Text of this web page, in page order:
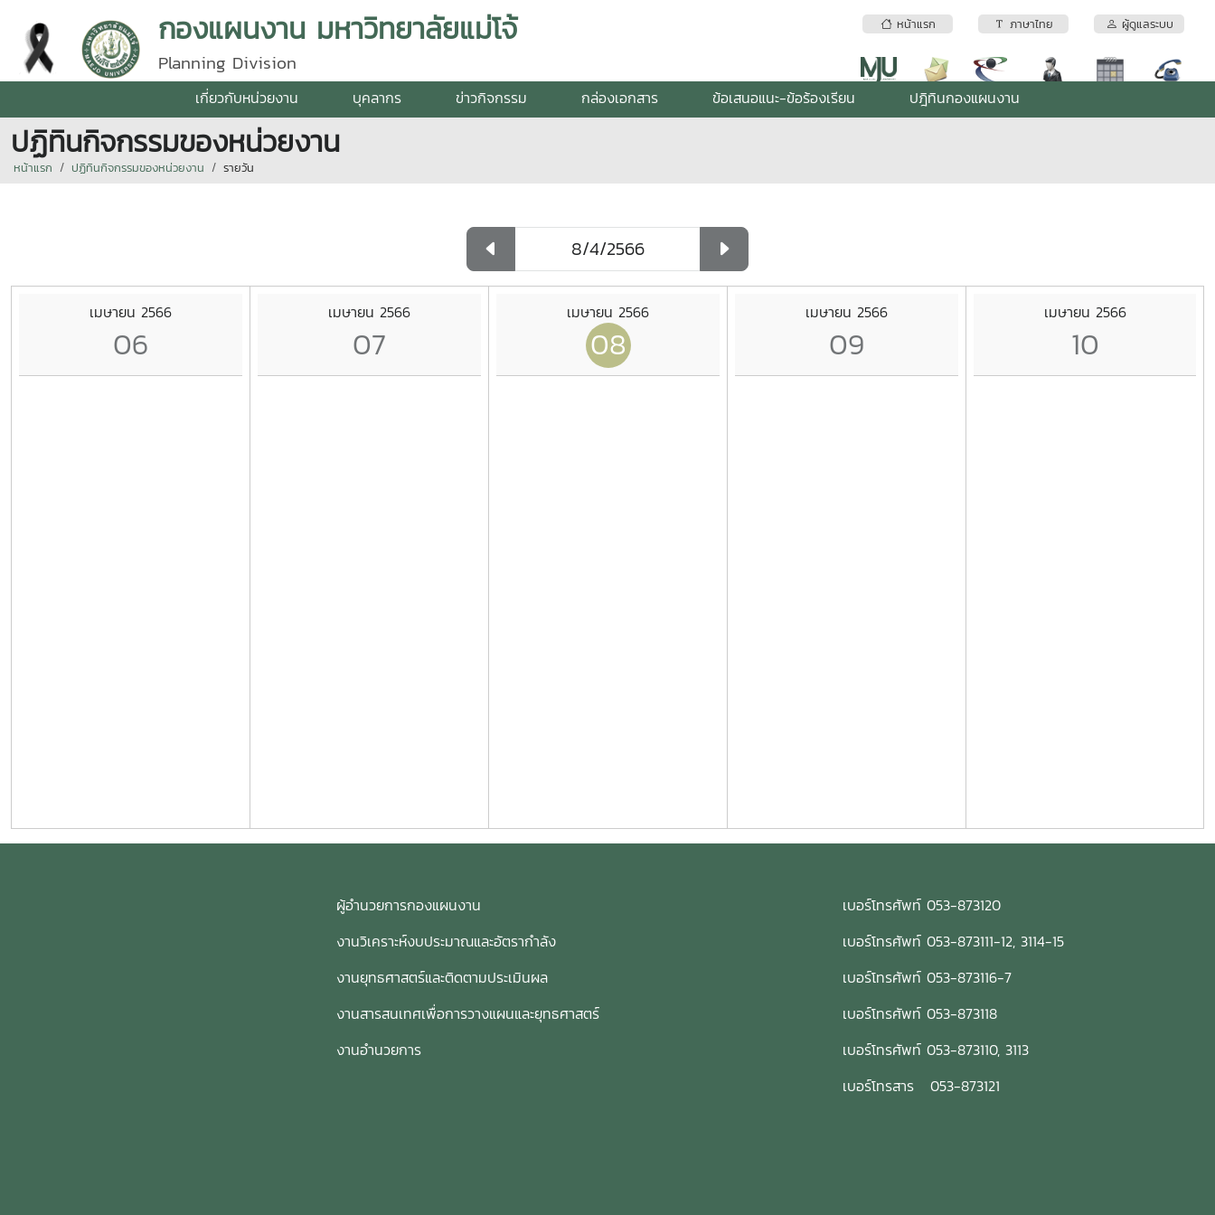
หน้าแรก ภาษาไทย ผู้ดูแลระบบ
กองแผนงาน มหาวิทยาลัยแม่โจ้
Planning Division
เกี่ยวกับหน่วยงาน บุคลากร ข่าวกิจกรรม กล่องเอกสาร ข้อเสนอแนะ-ข้อร้องเรียน ปฎิทินกองแผนงาน
ปฏิทินกิจกรรมของหน่วยงาน
หน้าแรก ปฏิทินกิจกรรมของหน่วยงาน รายวัน
เมษายน 2566
06
เมษายน 2566
07
เมษายน 2566
08
เมษายน 2566
09
เมษายน 2566
10
ผู้อำนวยการกองแผนงาน
เบอร์โทรศัพท์ 053-873120
งานวิเคราะห์งบประมาณและอัตรากำลัง
เบอร์โทรศัพท์ 053-873111-12, 3114-15
งานยุทธศาสตร์และติดตามประเมินผล
เบอร์โทรศัพท์ 053-873116-7
งานสารสนเทศเพื่อการวางแผนและยุทธศาสตร์
เบอร์โทรศัพท์ 053-873118
งานอำนวยการ
เบอร์โทรศัพท์ 053-873110, 3113
เบอร์โทรสาร 053-873121